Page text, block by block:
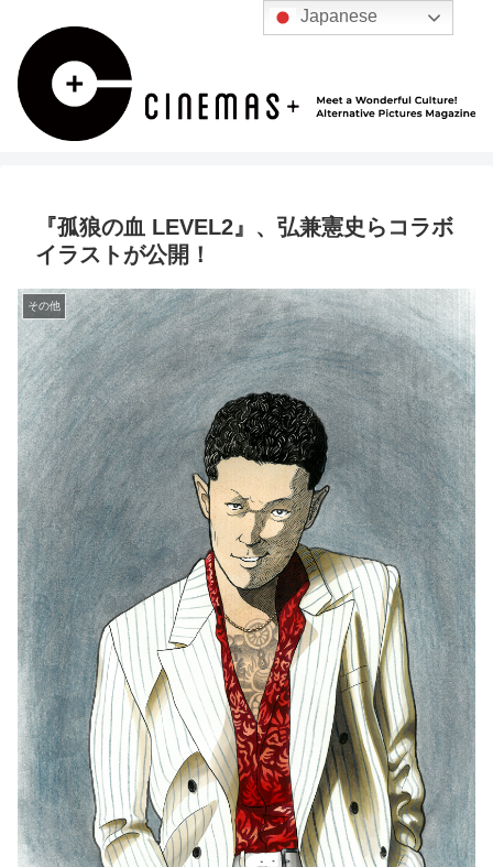
『孤狼の血 LEVEL2』、弘兼憲史らコラボ
イラストが公開！
その他
Japanese